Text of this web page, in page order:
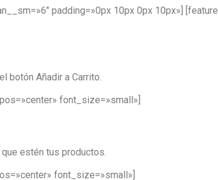
padding=»0px 10px 0px 10px»]
botón Añadir a Carrito.
font_size=»small»]
estén tus productos.
font_size=»small»]